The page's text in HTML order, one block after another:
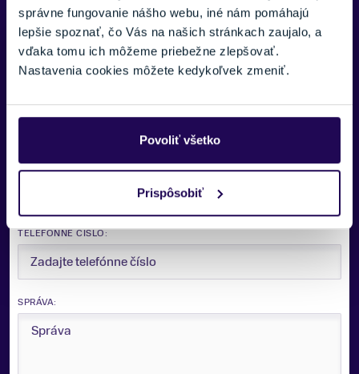
správne fungovanie nášho webu, iné nám pomáhajú
lepšie spoznať, čo Vás na našich stránkach zaujalo, a
vďaka tomu ich môžeme priebežne zlepšovať.
Nastavenia cookies môžete kedykoľvek zmeniť.
Povoliť všetko
Prispôsobiť
Potrebujete viac informácii? Sme tu
pre vás.
E-MAIL:
TELEFÓNNE ČÍSLO:
SPRÁVA: